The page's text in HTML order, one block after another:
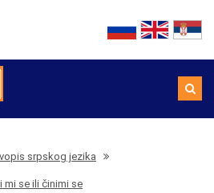
srpskog jezika
mi se ili činimi se